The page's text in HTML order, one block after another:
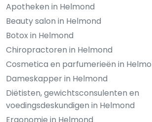
Apotheken in Helmond
Beauty salon in Helmond
Botox in Helmond
Chiropractoren in Helmond
Cosmetica en parfumerieën in
Dameskapper in Helmond
Diëtisten, gewichtsconsulenten en
voedingsdeskundigen in Helmond
Ergonomie in Helmond